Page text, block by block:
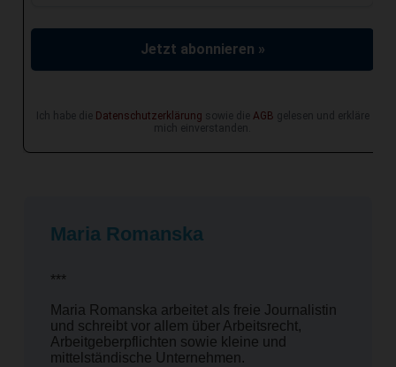
Jetzt abonnieren »
Ich habe die Datenschutzerklärung sowie die AGB gelesen und erkläre
mich einverstanden.
Maria Romanska
***
Maria Romanska arbeitet als freie Journalistin
und schreibt vor allem über Arbeitsrecht,
Arbeitgeberpflichten sowie kleine und
mittelständische Unternehmen.